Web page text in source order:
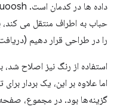
حباب به اطراف منتقل می
را در طراحی قرار دهیم
استفاده از رنگ نیز اصلاح
اما علاوه بر این، یک بردار
گزینه‌ها بود. در مجموع،